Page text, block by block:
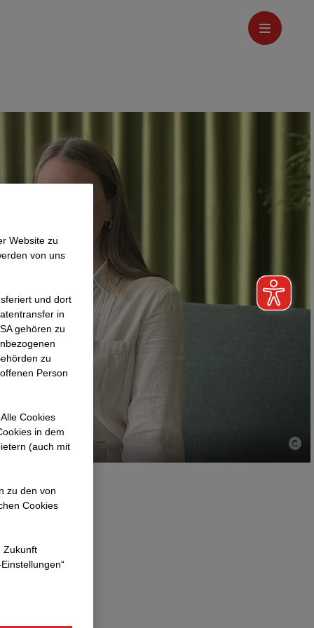
bei
Website zu
von uns
und dort
in
gehören zu
zu
Person
Cookies
in dem
(auch mit
zu den von
Cookies
Zukunft